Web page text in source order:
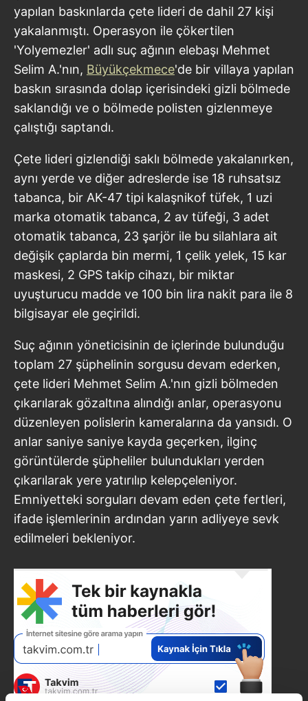
yapılan baskınlarda çete lideri de dahil 27 kişi
yakalanmıştı. Operasyon ile çökertilen
'Yolyemezler' adlı suç ağının elebaşı Mehmet
Selim A.'nın, Büyükçekmece'de bir villaya yapılan
baskın sırasında dolap içerisindeki gizli bölmede
saklandığı ve o bölmede polisten gizlenmeye
çalıştığı saptandı.
Çete lideri gizlendiği saklı bölmede yakalanırken,
aynı yerde ve diğer adreslerde ise 18 ruhsatsız
tabanca, bir AK-47 tipi kalaşnikof tüfek, 1 uzi
marka otomatik tabanca, 2 av tüfeği, 3 adet
otomatik tabanca, 23 şarjör ile bu silahlara ait
değişik çaplarda bin mermi, 1 çelik yelek, 15 kar
maskesi, 2 GPS takip cihazı, bir miktar
uyuşturucu madde ve 100 bin lira nakit para ile 8
bilgisayar ele geçirildi.
Suç ağının yöneticisinin de içlerinde bulunduğu
toplam 27 şüphelinin sorgusu devam ederken,
çete lideri Mehmet Selim A.'nın gizli bölmeden
çıkarılarak gözaltına alındığı anlar, operasyonu
düzenleyen polislerin kameralarına da yansıdı. O
anlar saniye saniye kayda geçerken, ilginç
görüntülerde şüpheliler bulundukları yerden
çıkarılarak yere yatırılıp kelepçeleniyor.
Emniyetteki sorguları devam eden çete fertleri,
ifade işlemlerinin ardından yarın adliyeye sevk
edilmeleri bekleniyor.